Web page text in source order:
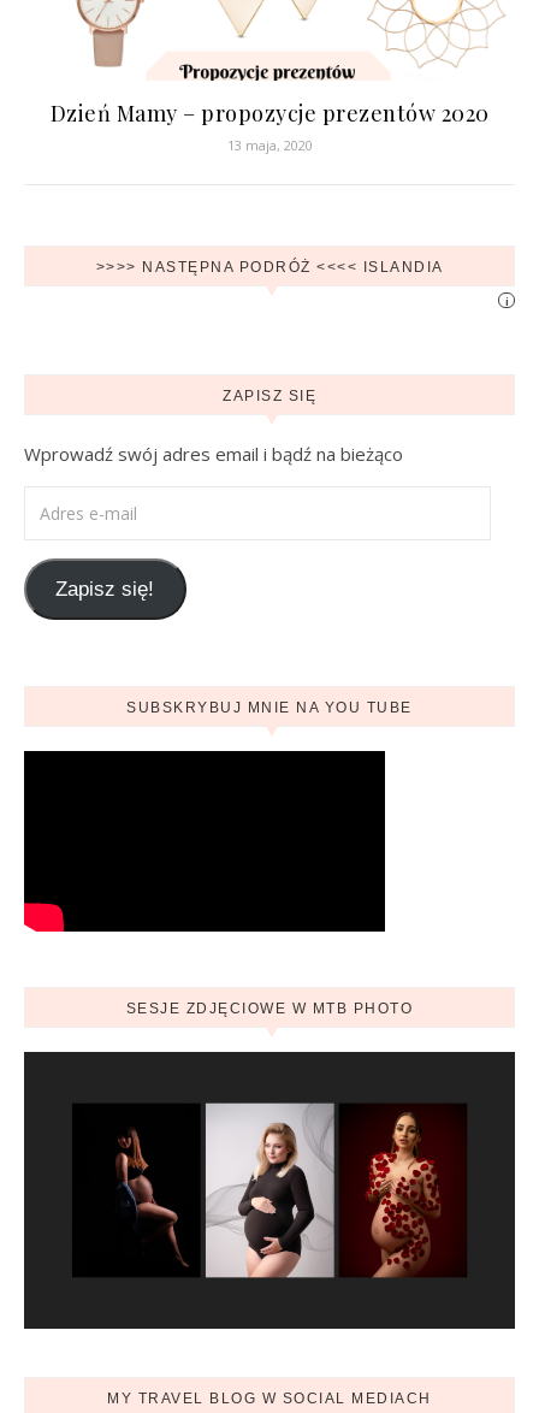
Dzień Mamy – propozycje prezentów 2020
13 maja, 2020
>>>> NASTĘPNA PODRÓŻ <<<< ISLANDIA
i
ZAPISZ SIĘ
Wprowadź swój adres email i bądź na bieżąco
Zapisz się!
SUBSKRYBUJ MNIE NA YOU TUBE
SESJE ZDJĘCIOWE W MTB PHOTO
MY TRAVEL BLOG W SOCIAL MEDIACH